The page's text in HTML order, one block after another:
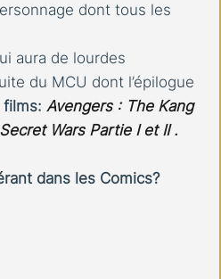
dont tous les
du MCU dont l’épilogue
Avengers : The Kang
Wars Partie I et II .
dans les Comics?